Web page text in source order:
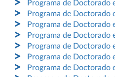
Programa de Doctorado
Programa de Doctorado
Programa de Doctorado
Programa de Doctorado
Programa de Doctorado
Programa de Doctorado
Programa de Doctorado